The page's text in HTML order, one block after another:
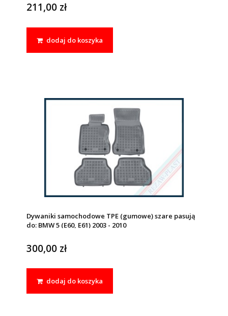
211,00 zł
dodaj do koszyka
Dywaniki samochodowe TPE (gumowe) szare pasują
do: BMW 5 (E60, E61) 2003 - 2010
300,00 zł
dodaj do koszyka